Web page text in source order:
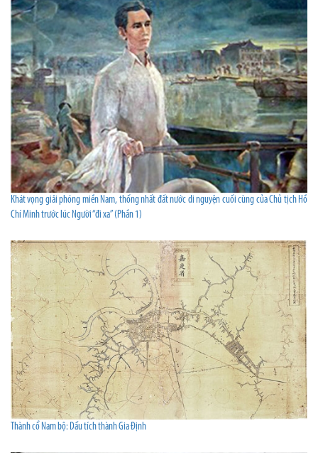
Khát vọng giải phóng miền Nam, thống nhất đất nước di nguyện cuối cùng của Chủ tịch Hồ
Chí Minh trước lúc Người “đi xa” (Phần 1)
Thành cổ Nam bộ: Dấu tích thành Gia Định